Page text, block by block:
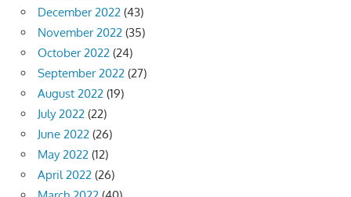
December 2022 (43)
November 2022 (35)
October 2022 (24)
September 2022 (27)
August 2022 (19)
July 2022 (22)
June 2022 (26)
May 2022 (12)
April 2022 (26)